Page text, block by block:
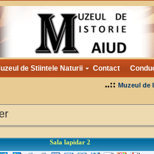
de Stiintele Naturii Contact
..:: Muzeul de
Sala lapidar 2